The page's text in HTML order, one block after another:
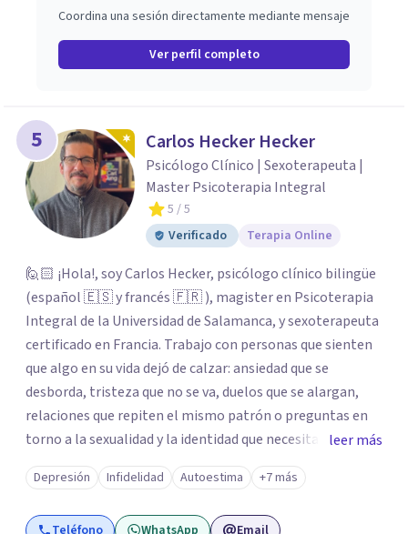
Coordina una sesión directamente mediante mensaje
Ver perfil completo
5 Carlos Hecker Hecker
Psicólogo Clínico | Sexoterapeuta |
Master Psicoterapia Integral
5 / 5
Verificado
Terapia Online
🙋🏻 ¡Hola!, soy Carlos Hecker, psicólogo clínico bilingüe
(español 🇪🇸 y francés 🇫🇷 ), magister en Psicoterapia
Integral de la Universidad de Salamanca, y sexoterapeuta
certificado en Francia. Trabajo con personas que sienten
que algo en su vida dejó de calzar: ansiedad que se
desborda, tristeza que no se va, duelos que se alargan,
relaciones que repiten el mismo patrón o preguntas en
torno a la sexualidad y la identidad que necesitan un
espacio seguro para ser habladas. Mi orientación teórica
integra una mirada Humanista-Relacional con Terapia
Breve, donde el modo en que te vinculas ocupa un lugar
leer más
Depresión Infidelidad Autoestima +7 más
Teléfono WhatsApp Email